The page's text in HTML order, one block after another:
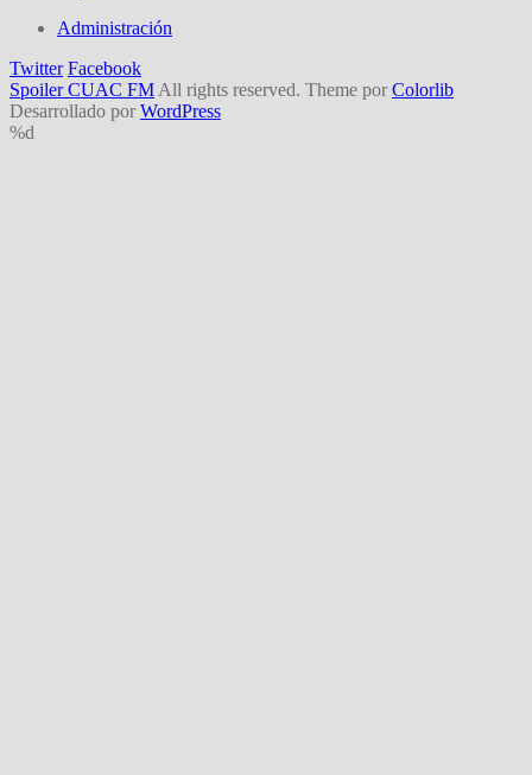
Administración
Twitter Facebook
Spoiler CUAC FM All rights reserved. Theme por Colorlib
Desarrollado por WordPress
%d